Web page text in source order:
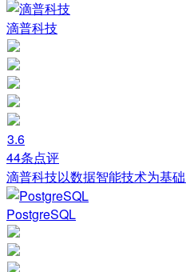
滴普科技
3.6
44条点评
滴普科技以数据智能技术为基
PostgreSQL